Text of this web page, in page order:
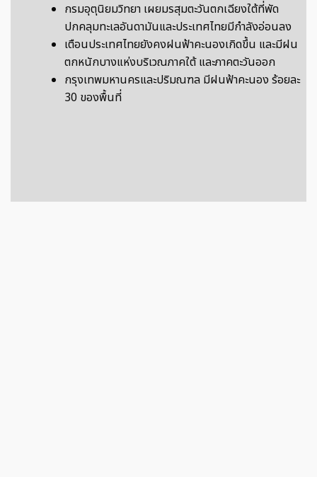
กรมอุตุนิยมวิทยา เผยมรสุมตะวันตกเฉียงใต้ที่พัด
ปกคลุมทะเลอันดามันและประเทศไทยมีกำลังอ่อนลง
เตือนประเทศไทยยังคงฝนฟ้าคะนองเกิดขึ้น และมีฝน
ตกหนักบางแห่งบริเวณภาคใต้ และภาคตะวันออก
กรุงเทพมหานครและปริมณฑล มีฝนฟ้าคะนอง ร้อยละ
30 ของพื้นที่